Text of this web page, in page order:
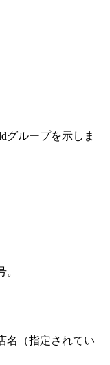
グループを示しま
名（指定されてい